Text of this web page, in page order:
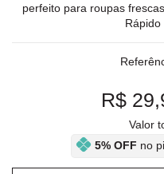
perfeito para roupas
Rápido
R$
Valor
5% OFF no